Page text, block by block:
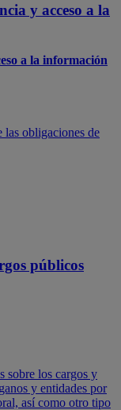
y acceso a la
a la información
obligaciones de
públicos
sobre los cargos y
y entidades por
así como otro tipo